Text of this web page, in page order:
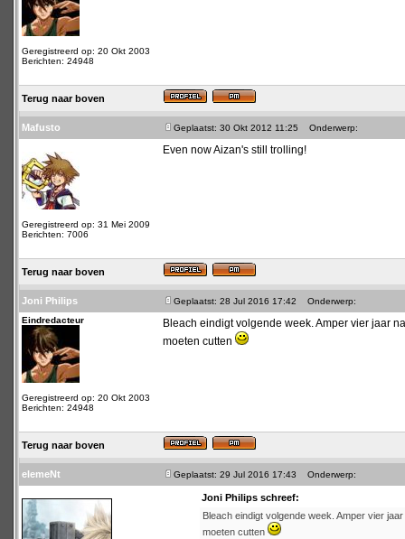
Geregistreerd op: 20 Okt 2003
Berichten: 24948
Terug naar boven
Mafusto Geplaatst: 30 Okt 2012 11:25 Onderwerp:
Geregistreerd op: 31 Mei 2009
Berichten: 7006
Even now Aizan's still trolling!
Terug naar boven
Joni Philips Geplaatst: 28 Jul 2016 17:42
Onderwerp:
Eindredacteur
Geregistreerd op: 20 Okt 2003
Berichten: 24948
Bleach eindigt volgende week. Amper vier jaar
moeten cutten
Terug naar boven
elemeNt Geplaatst: 29 Jul 2016 17:43 Onderwerp:
Joni Philips schreef:
Bleach eindigt volgende week. Amper vier
moeten cutten